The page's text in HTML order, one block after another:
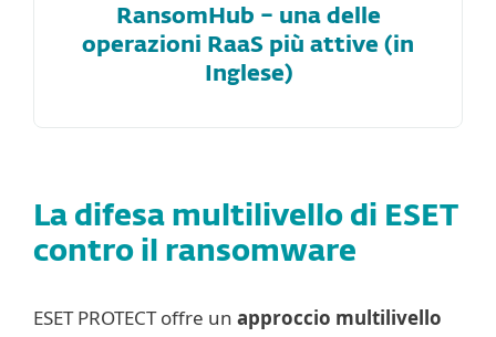
RansomHub – una delle
operazioni RaaS più attive (in
Inglese)
La difesa multilivello di ESET
contro il ransomware
ESET PROTECT offre un approccio multilivello